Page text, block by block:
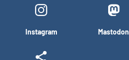
Instagram Mastodon